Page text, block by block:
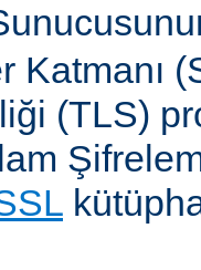
Katmanı
(TLS)